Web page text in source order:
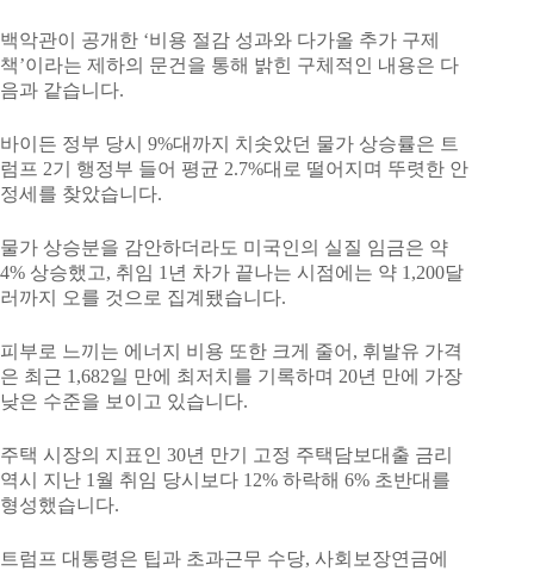
백악관이 공개한 ‘비용 절감 성과와 다가올 추가 구제
책’이라는 제하의 문건을 통해 밝힌 구체적인 내용은 다
음과 같습니다.
바이든 정부 당시 9%대까지 치솟았던 물가 상승률은 트
럼프 2기 행정부 들어 평균 2.7%대로 떨어지며 뚜렷한 안
정세를 찾았습니다.
물가 상승분을 감안하더라도 미국인의 실질 임금은 약
4% 상승했고, 취임 1년 차가 끝나는 시점에는 약 1,200달
러까지 오를 것으로 집계됐습니다.
피부로 느끼는 에너지 비용 또한 크게 줄어, 휘발유 가격
은 최근 1,682일 만에 최저치를 기록하며 20년 만에 가장
낮은 수준을 보이고 있습니다.
주택 시장의 지표인 30년 만기 고정 주택담보대출 금리
역시 지난 1월 취임 당시보다 12% 하락해 6% 초반대를
형성했습니다.
트럼프 대통령은 팁과 초과근무 수당, 사회보장연금에